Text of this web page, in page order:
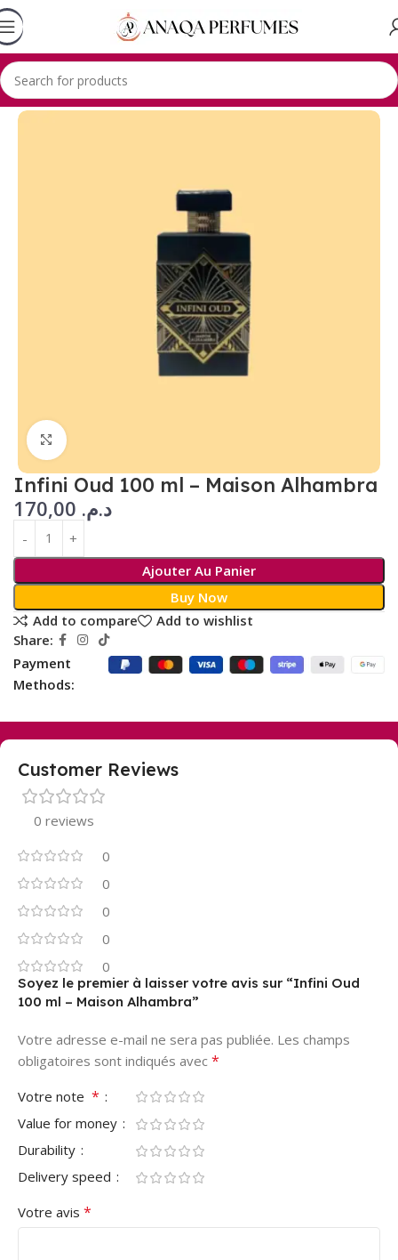
Accueil Lhambra
Click to enlarge
Infini Oud 100 ml – Maison Alhambra
د.م.
Ajouter Au Panier
Buy Now
Add to compare
Add to wishlist
Share:
Payment
Methods:
Customer Reviews
0 reviews
0
0
0
0
0
Soyez le premier à laisser votre avis sur “Infini Oud
100 ml – Maison Alhambra”
Votre adresse e-mail ne sera pas publiée. Les champs
obligatoires sont indiqués avec *
Votre note *
Value for money
Durability
Delivery speed
Votre avis *